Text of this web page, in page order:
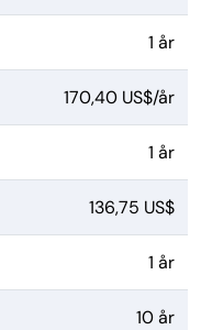
1 år
170,40 US$/år
1 år
136,75 US$
1 år
10 år